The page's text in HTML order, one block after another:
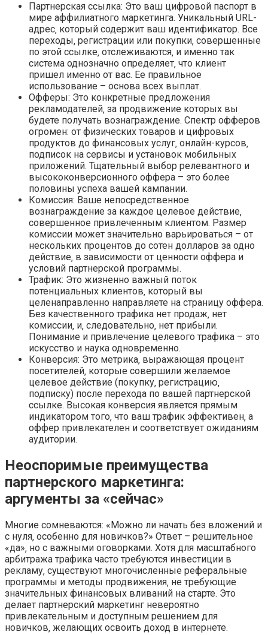
Партнерская ссылка: Это ваш цифровой паспорт в
мире аффилиатного маркетинга. Уникальный URL-
адрес‚ который содержит ваш идентификатор. Все
переходы‚ регистрации или покупки‚ совершенные
по этой ссылке‚ отслеживаются‚ и именно так
система однозначно определяет‚ что клиент
пришел именно от вас. Ее правильное
использование – основа всех выплат.
Офферы: Это конкретные предложения
рекламодателей‚ за продвижение которых вы
будете получать вознаграждение. Спектр офферов
огромен: от физических товаров и цифровых
продуктов до финансовых услуг‚ онлайн-курсов‚
подписок на сервисы и установок мобильных
приложений. Тщательный выбор релевантного и
высококонверсионного оффера – это более
половины успеха вашей кампании.
Комиссия: Ваше непосредственное
вознаграждение за каждое целевое действие‚
совершенное привлеченным клиентом. Размер
комиссии может значительно варьироваться – от
нескольких процентов до сотен долларов за одно
действие‚ в зависимости от ценности оффера и
условий партнерской программы.
Трафик: Это жизненно важный поток
потенциальных клиентов‚ который вы
целенаправленно направляете на страницу оффера.
Без качественного трафика нет продаж‚ нет
комиссии‚ и‚ следовательно‚ нет прибыли.
Понимание и привлечение целевого трафика – это
искусство и наука одновременно.
Конверсия: Это метрика‚ выражающая процент
посетителей‚ которые совершили желаемое
целевое действие (покупку‚ регистрацию‚
подписку) после перехода по вашей партнерской
ссылке. Высокая конверсия является прямым
индикатором того‚ что ваш трафик эффективен‚ а
оффер привлекателен и соответствует ожиданиям
аудитории.
Неоспоримые преимущества
партнерского маркетинга:
аргументы за «сейчас»
Многие сомневаются: «Можно ли начать без вложений и
с нуля‚ особенно для новичков?» Ответ – решительное
«да»‚ но с важными оговорками. Хотя для масштабного
арбитража трафика часто требуются инвестиции в
рекламу‚ существуют многочисленные реферальные
программы и методы продвижения‚ не требующие
значительных финансовых вливаний на старте. Это
делает партнерский маркетинг невероятно
привлекательным и доступным решением для
новичков‚ желающих освоить доход в интернете.